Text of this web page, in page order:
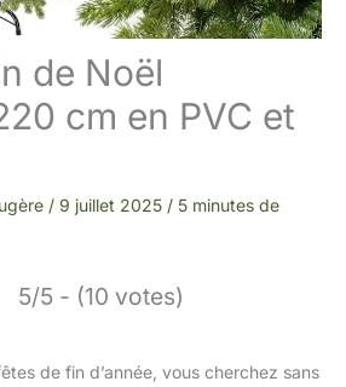
de Noël
cm en PVC et
/ 9 juillet 2025 / 5 minutes de
5/5 - (10 votes)
de fin d’année, vous cherchez sans